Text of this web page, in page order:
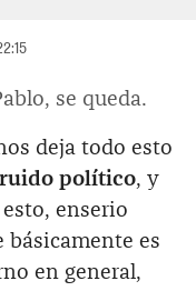
se queda.
deja todo esto
ruido político, y
enserio
básicamente es
en general,